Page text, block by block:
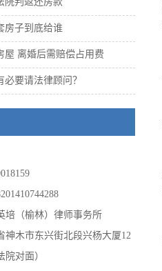
房子到底给谁
屋 离婚后需赔偿占用费
要请法律顾问？
培（榆林）律师事务所
神木市东兴街北段兴杨大厦12
对面）